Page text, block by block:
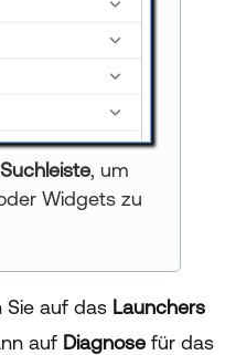
Suchleiste, um
Widgets zu
Sie auf das Launchers
auf Diagnosefür das